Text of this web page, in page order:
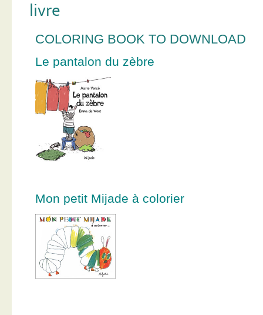
livre
COLORING BOOK TO DOWNLOAD
Le pantalon du zèbre
Mon petit Mijade à colorier